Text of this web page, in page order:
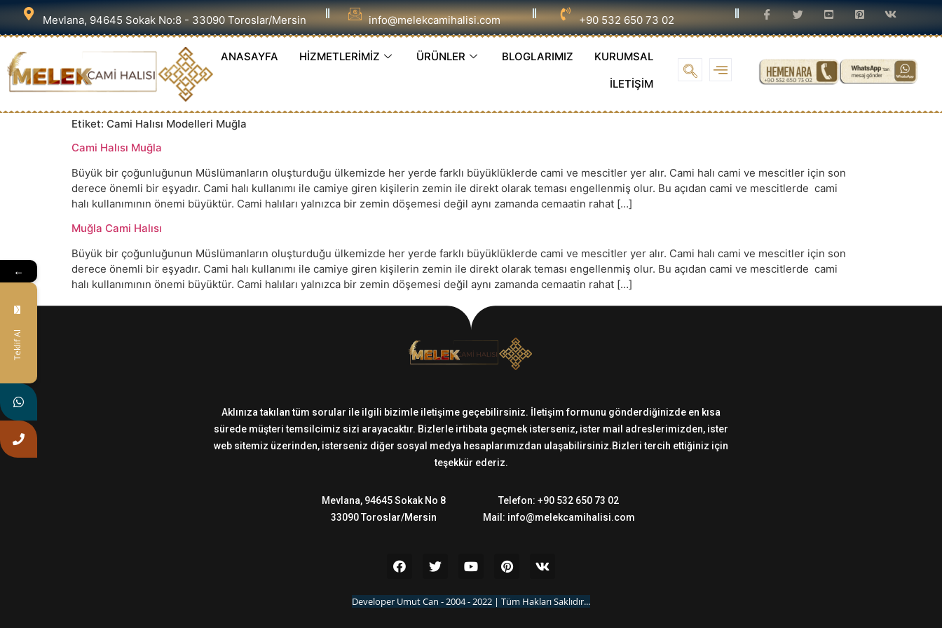
Mevlana, 94645 Sokak No:8 - 33090 Toroslar/Mersin info@melekcamihalisi.com +90 532 650 73 02
ANASAYFA HİZMETLERİMİZ ÜRÜNLER BLOGLARIMIZ KURUMSAL
İLETİŞİM
Etiket: Cami Halısı Modelleri Muğla
Cami Halısı Muğla
Büyük bir çoğunluğunun Müslümanların oluşturduğu ülkemizde her yerde farklı büyüklüklerde cami ve mescitler yer alır. Cami halı cami ve mescitler için son
derece önemli bir eşyadır. Cami halı kullanımı ile camiye giren kişilerin zemin ile direkt olarak teması engellenmiş olur. Bu açıdan cami ve mescitlerde cami
halı kullanımının önemi büyüktür. Cami halıları yalnızca bir zemin döşemesi değil aynı zamanda cemaatin rahat […]
Muğla Cami Halısı
Büyük bir çoğunluğunun Müslümanların oluşturduğu ülkemizde her yerde farklı büyüklüklerde cami ve mescitler yer alır. Cami halı cami ve mescitler için son
derece önemli bir eşyadır. Cami halı kullanımı ile camiye giren kişilerin zemin ile direkt olarak teması engellenmiş olur. Bu açıdan cami ve mescitlerde cami
halı kullanımının önemi büyüktür. Cami halıları yalnızca bir zemin döşemesi değil aynı zamanda cemaatin rahat […]
Aklınıza takılan tüm sorular ile ilgili bizimle iletişime geçebilirsiniz. İletişim formunu gönderdiğinizde en kısa
sürede müşteri temsilcimiz sizi arayacaktır. Bizlerle irtibata geçmek isterseniz, ister mail adreslerimizden, ister
web sitemiz üzerinden, isterseniz diğer sosyal medya hesaplarımızdan ulaşabilirsiniz.Bizleri tercih ettiğiniz için
teşekkür ederiz.
Mevlana, 94645 Sokak No 8
33090 Toroslar/Mersin
Telefon: +90 532 650 73 02
Mail: info@melekcamihalisi.com
Developer Umut Can - 2004 - 2022 | Tüm Hakları Saklıdır...
←
Teklif Al